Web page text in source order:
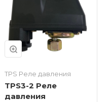
TPS Реле давления
TPS3-2 Реле
давления